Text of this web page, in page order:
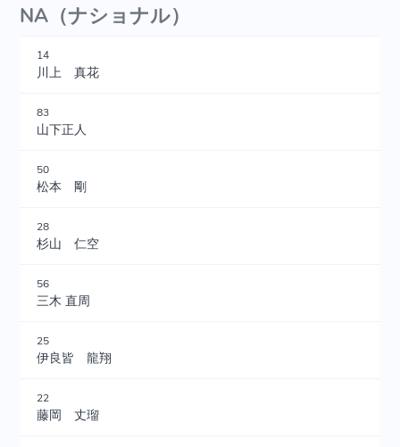
NA（ナショナル）
14
川上 真花
83
山下正人
50
松本 剛
28
杉山 仁空
56
三木 直周
25
伊良皆 龍翔
22
藤岡 丈瑠